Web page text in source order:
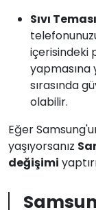
Sıvı Teması
içerisindeki
yapmasına
sırasında
olabilir.
Eğer
yaşıyorsanız
değişimi